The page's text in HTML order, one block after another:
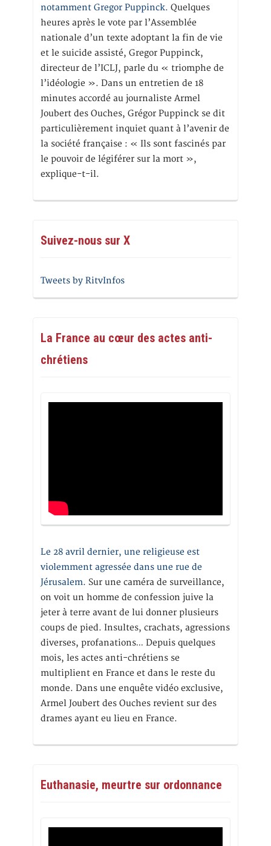
notamment Gregor Puppinck. Quelques
heures après le vote par l’Assemblée
nationale d’un texte adoptant la fin de vie
et le suicide assisté, Gregor Puppinck,
directeur de l’ICLJ, parle du « triomphe de
l’idéologie ». Dans un entretien de 18
minutes accordé au journaliste Armel
Joubert des Ouches, Grégor Puppinck se dit
particulièrement inquiet quant à l’avenir de
la société française : « Ils sont fascinés par
le pouvoir de légiférer sur la mort »,
explique-t-il.
Suivez-nous sur X
Tweets by RitvInfos
La France au cœur des actes anti-
chrétiens
Le 28 avril dernier, une religieuse est
violemment agressée dans une rue de
Jérusalem. Sur une caméra de surveillance,
on voit un homme de confession juive la
jeter à terre avant de lui donner plusieurs
coups de pied. Insultes, crachats, agressions
diverses, profanations… Depuis quelques
mois, les actes anti-chrétiens se
multiplient en France et dans le reste du
monde. Dans une enquête vidéo exclusive,
Armel Joubert des Ouches revient sur des
drames ayant eu lieu en France.
Euthanasie, meurtre sur ordonnance